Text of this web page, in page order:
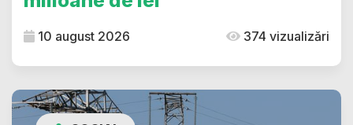
10 august 2026 374 vizualizări